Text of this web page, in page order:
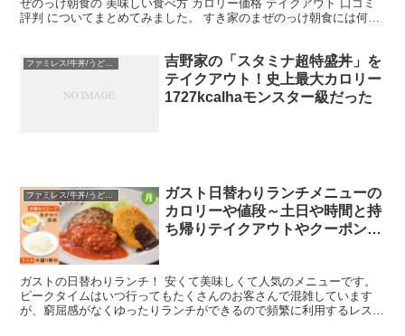
ぜのっけ朝食の 美味しい食べ方 カロリー価格 テイクアウト 口コミ
評判 についてまとめてみました。 すき家のまぜのっけ朝食には何が
ファミレス/牛丼/うどん/中華
吉野家の「スタミナ超特盛丼」を
テイクアウト！史上最大カロリー
1727kcalhaモンスター級だった
ファミレス/牛丼/うどん/中華
ガスト日替わりランチメニューの
カロリーや値段～土日や時間と持
ち帰りテイクアウトやクーポン情
ガストの日替わりランチ！ 安くて美味しくて人気のメニューです。
ピークタイムはいつ行ってもたくさんのお客さんで混雑しています
が、窮屈感がなくゆったりランチができるので頻繁に利用するレスト